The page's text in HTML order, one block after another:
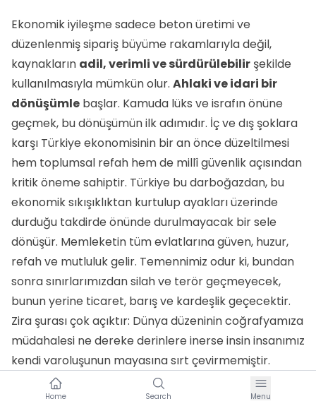
Home Search Menu
Ekonomik iyileşme sadece beton üretimi ve
düzenlenmiş sipariş büyüme rakamlarıyla değil,
kaynakların adil, verimli ve sürdürülebilir şekilde
kullanılmasıyla mümkün olur. Ahlaki ve idari bir
dönüşümle başlar. Kamuda lüks ve israfın önüne
geçmek, bu dönüşümün ilk adımıdır. İç ve dış şoklara
karşı Türkiye ekonomisinin bir an önce düzeltilmesi
hem toplumsal refah hem de millî güvenlik açısından
kritik öneme sahiptir. Türkiye bu darboğazdan, bu
ekonomik sıkışıklıktan kurtulup ayakları üzerinde
durduğu takdirde önünde durulmayacak bir sele
dönüşür. Memleketin tüm evlatlarına güven, huzur,
refah ve mutluluk gelir. Temennimiz odur ki, bundan
sonra sınırlarımızdan silah ve terör geçmeyecek,
bunun yerine ticaret, barış ve kardeşlik geçecektir.
Zira şurası çok açıktır: Dünya düzeninin coğrafyamıza
müdahalesi ne dereke derinlere inerse insin insanımız
kendi varoluşunun mayasına sırt çevirmemiştir.